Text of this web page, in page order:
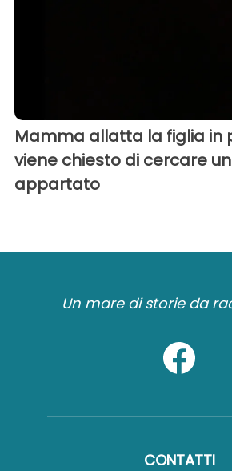
Mamma allatta la figlia in
viene chiesto di cercare
appartato
Un mare di storie da
CONTATTI